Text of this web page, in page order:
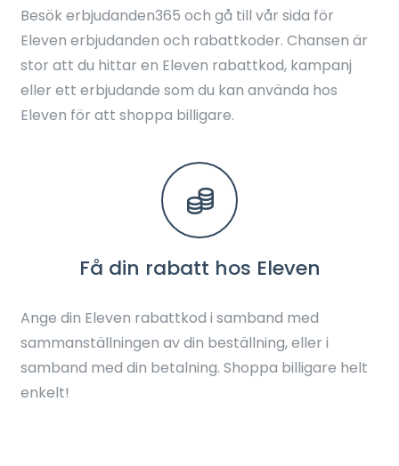
Besök erbjudanden365 och gå till vår sida för
Eleven erbjudanden och rabattkoder. Chansen är
stor att du hittar en Eleven rabattkod, kampanj
eller ett erbjudande som du kan använda hos
Eleven för att shoppa billigare.
Få din rabatt hos Eleven
Ange din Eleven rabattkod i samband med
sammanställningen av din beställning, eller i
samband med din betalning. Shoppa billigare helt
enkelt!